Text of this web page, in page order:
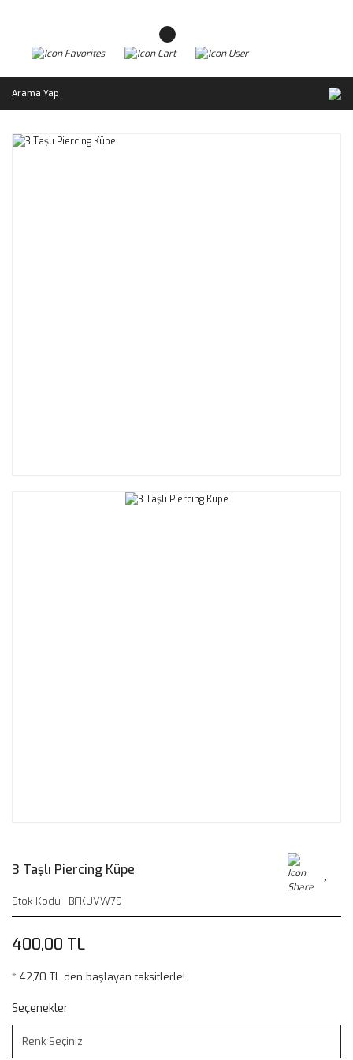
Arama Yap
3 Taşlı Piercing Küpe
Stok Kodu BFKUVW79
400,00 TL
* 42,70 TL den başlayan taksitlerle!
Seçenekler